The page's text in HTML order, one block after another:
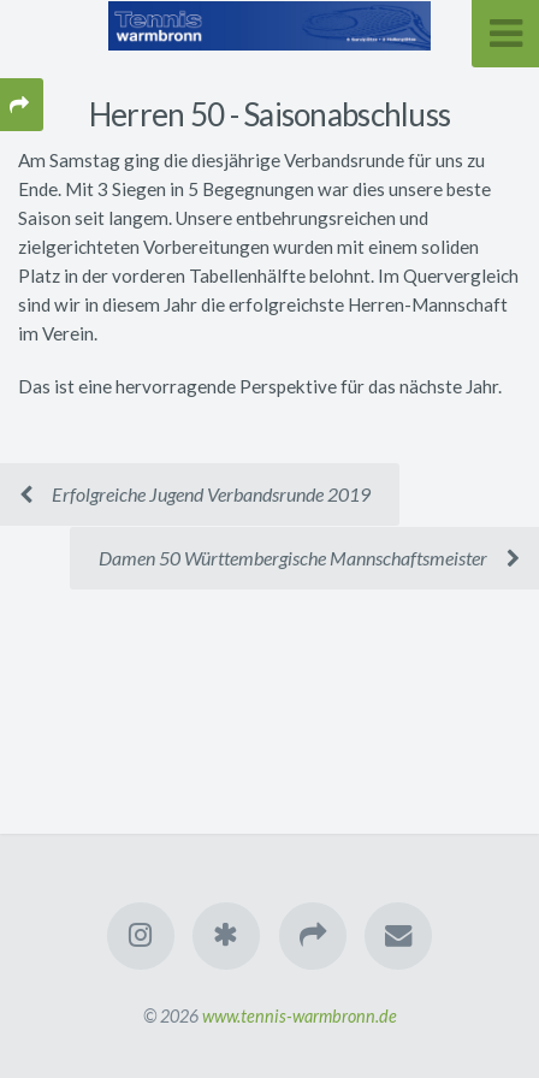
Herren 50 - Saisonabschluss
Am Samstag ging die diesjährige Verbandsrunde für uns zu
Ende. Mit 3 Siegen in 5 Begegnungen war dies unsere beste
Saison seit langem. Unsere entbehrungsreichen und
zielgerichteten Vorbereitungen wurden mit einem soliden
Platz in der vorderen Tabellenhälfte belohnt. Im Quervergleich
sind wir in diesem Jahr die erfolgreichste Herren-Mannschaft
im Verein.
Das ist eine hervorragende Perspektive für das nächste Jahr.
Erfolgreiche Jugend Verbandsrunde 2019
Damen 50 Württembergische Mannschaftsmeister
© 2026www.tennis-warmbronn.de